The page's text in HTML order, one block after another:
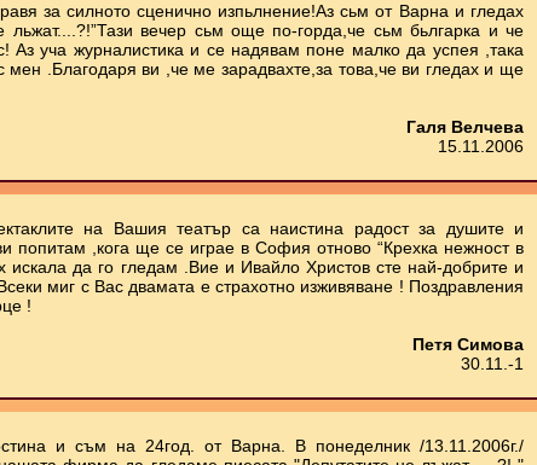
за силното сценично изпьлнение!Аз сьм от Варна и гледах
льжат....?!”Тази вечер сьм още по-горда,че сьм бьлгарка и че
Аз уча журналистика и се надявам поне малко да успея ,така
мен .Благодаря ви ,че ме зарадвахте,за това,че ви гледах и ще
Галя Велчева
15.11.2006
на Вашия театър са наистина радост за душите и
попитам ,кога ще се играе в София отново “Крехка нежност в
искала да го гледам .Вие и Ивайло Христов сте най-добрите и
миг с Вас двамата е страхотно изживяване ! Поздравления
!
Петя Симова
30.11.-1
и съм на 24год. от Варна. В понеделник /13.11.2006г./